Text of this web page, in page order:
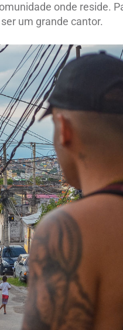
onde reside.
um grande cantor.